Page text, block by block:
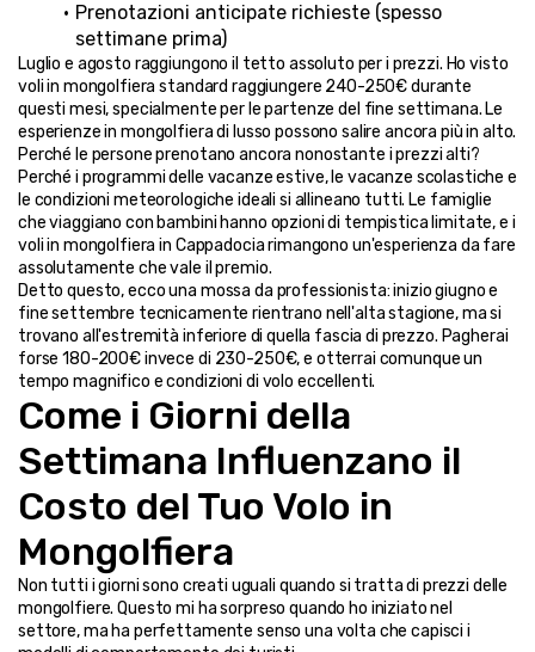
Prenotazioni anticipate richieste (spesso
settimane prima)
Luglio e agosto raggiungono il tetto assoluto per i prezzi. Ho visto
voli in mongolfiera standard raggiungere 240-250€ durante
questi mesi, specialmente per le partenze del fine settimana. Le
esperienze in mongolfiera di lusso possono salire ancora più in alto.
Perché le persone prenotano ancora nonostante i prezzi alti?
Perché i programmi delle vacanze estive, le vacanze scolastiche e
le condizioni meteorologiche ideali si allineano tutti. Le famiglie
che viaggiano con bambini hanno opzioni di tempistica limitate, e i
voli in mongolfiera in Cappadocia rimangono un'esperienza da fare
assolutamente che vale il premio.
Detto questo, ecco una mossa da professionista: inizio giugno e
fine settembre tecnicamente rientrano nell'alta stagione, ma si
trovano all'estremità inferiore di quella fascia di prezzo. Pagherai
forse 180-200€ invece di 230-250€, e otterrai comunque un
tempo magnifico e condizioni di volo eccellenti.
Come i Giorni della
Settimana Influenzano il
Costo del Tuo Volo in
Mongolfiera
Non tutti i giorni sono creati uguali quando si tratta di prezzi delle
mongolfiere. Questo mi ha sorpreso quando ho iniziato nel
settore, ma ha perfettamente senso una volta che capisci i